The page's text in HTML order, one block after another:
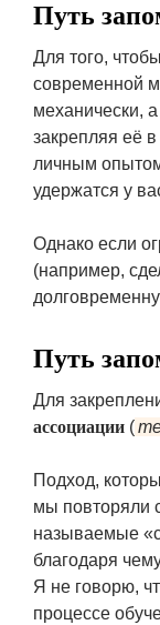
Путь
Для того,
современной
механически,
закрепляя её
личным
удержатся у
Однако если
(например,
Путь
Для
ассоциации (
Подход,
мы повторяли
называемые
благодаря
Я не говорю,
процессе